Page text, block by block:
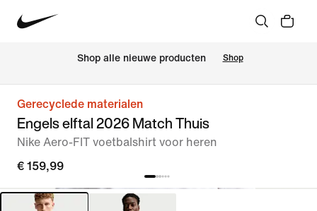
Shop alle nieuwe producten Shop
Gerecyclede materialen
Engels elftal 2026 Match Thuis
Nike Aero-FIT voetbalshirt voor heren
€ 159,99